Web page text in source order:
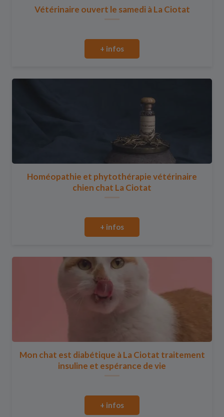
Vétérinaire ouvert le samedi à La Ciotat
+ infos
Homéopathie et phytothérapie vétérinaire
chien chat La Ciotat
+ infos
Mon chat est diabétique à La Ciotat traitement
insuline et espérance de vie
+ infos